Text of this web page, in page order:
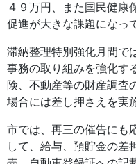
４９万円、また国民健康
促進が大きな課題になっ
滞納整理特別強化月間で
事務の取り組みを強化す
険、不動産等の財産調査
場合には差し押さえを実
市では、再三の催告にも
して、給与、預貯金の差